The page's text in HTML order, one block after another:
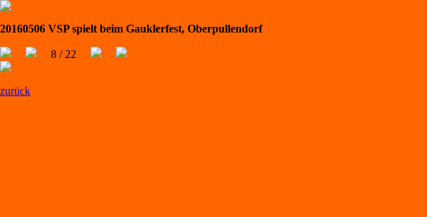
20160506 VSP spielt beim Gauklerfest, Oberpullendorf
8 / 22
zurück